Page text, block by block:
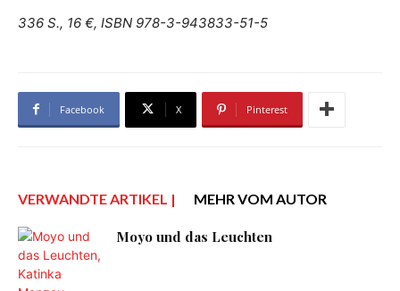
336 S., 16 €, ISBN 978-3-943833-51-5
Facebook X Pinterest
VERWANDTE ARTIKEL | MEHR VOM AUTOR
Moyo und das Leuchten